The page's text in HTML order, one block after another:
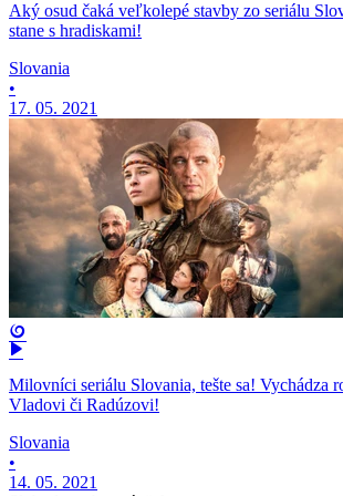
Aký osud čaká veľkolepé stavby zo seriálu
stane s hradiskami!
Slovania
•
17. 05. 2021
Milovníci seriálu Slovania, tešte sa! Vychádza
Vladovi či Radúzovi!
Slovania
•
14. 05. 2021